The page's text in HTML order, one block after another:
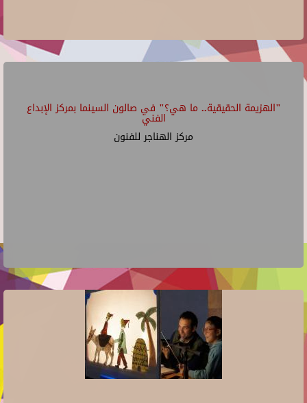
"الهزيمة الحقيقية.. ما هي؟" في صالون السينما بمركز الإبداع
الفني
مركز الهناجر للفنون